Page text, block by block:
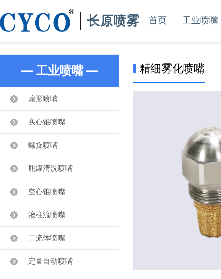
长原喷雾 首页 工业喷嘴
— 工业喷嘴 —
扇形喷嘴
实心锥喷嘴
螺旋喷嘴
瓶罐清洗喷嘴
空心锥喷嘴
液柱流喷嘴
二流体喷嘴
定量自动喷嘴
精细雾化喷嘴